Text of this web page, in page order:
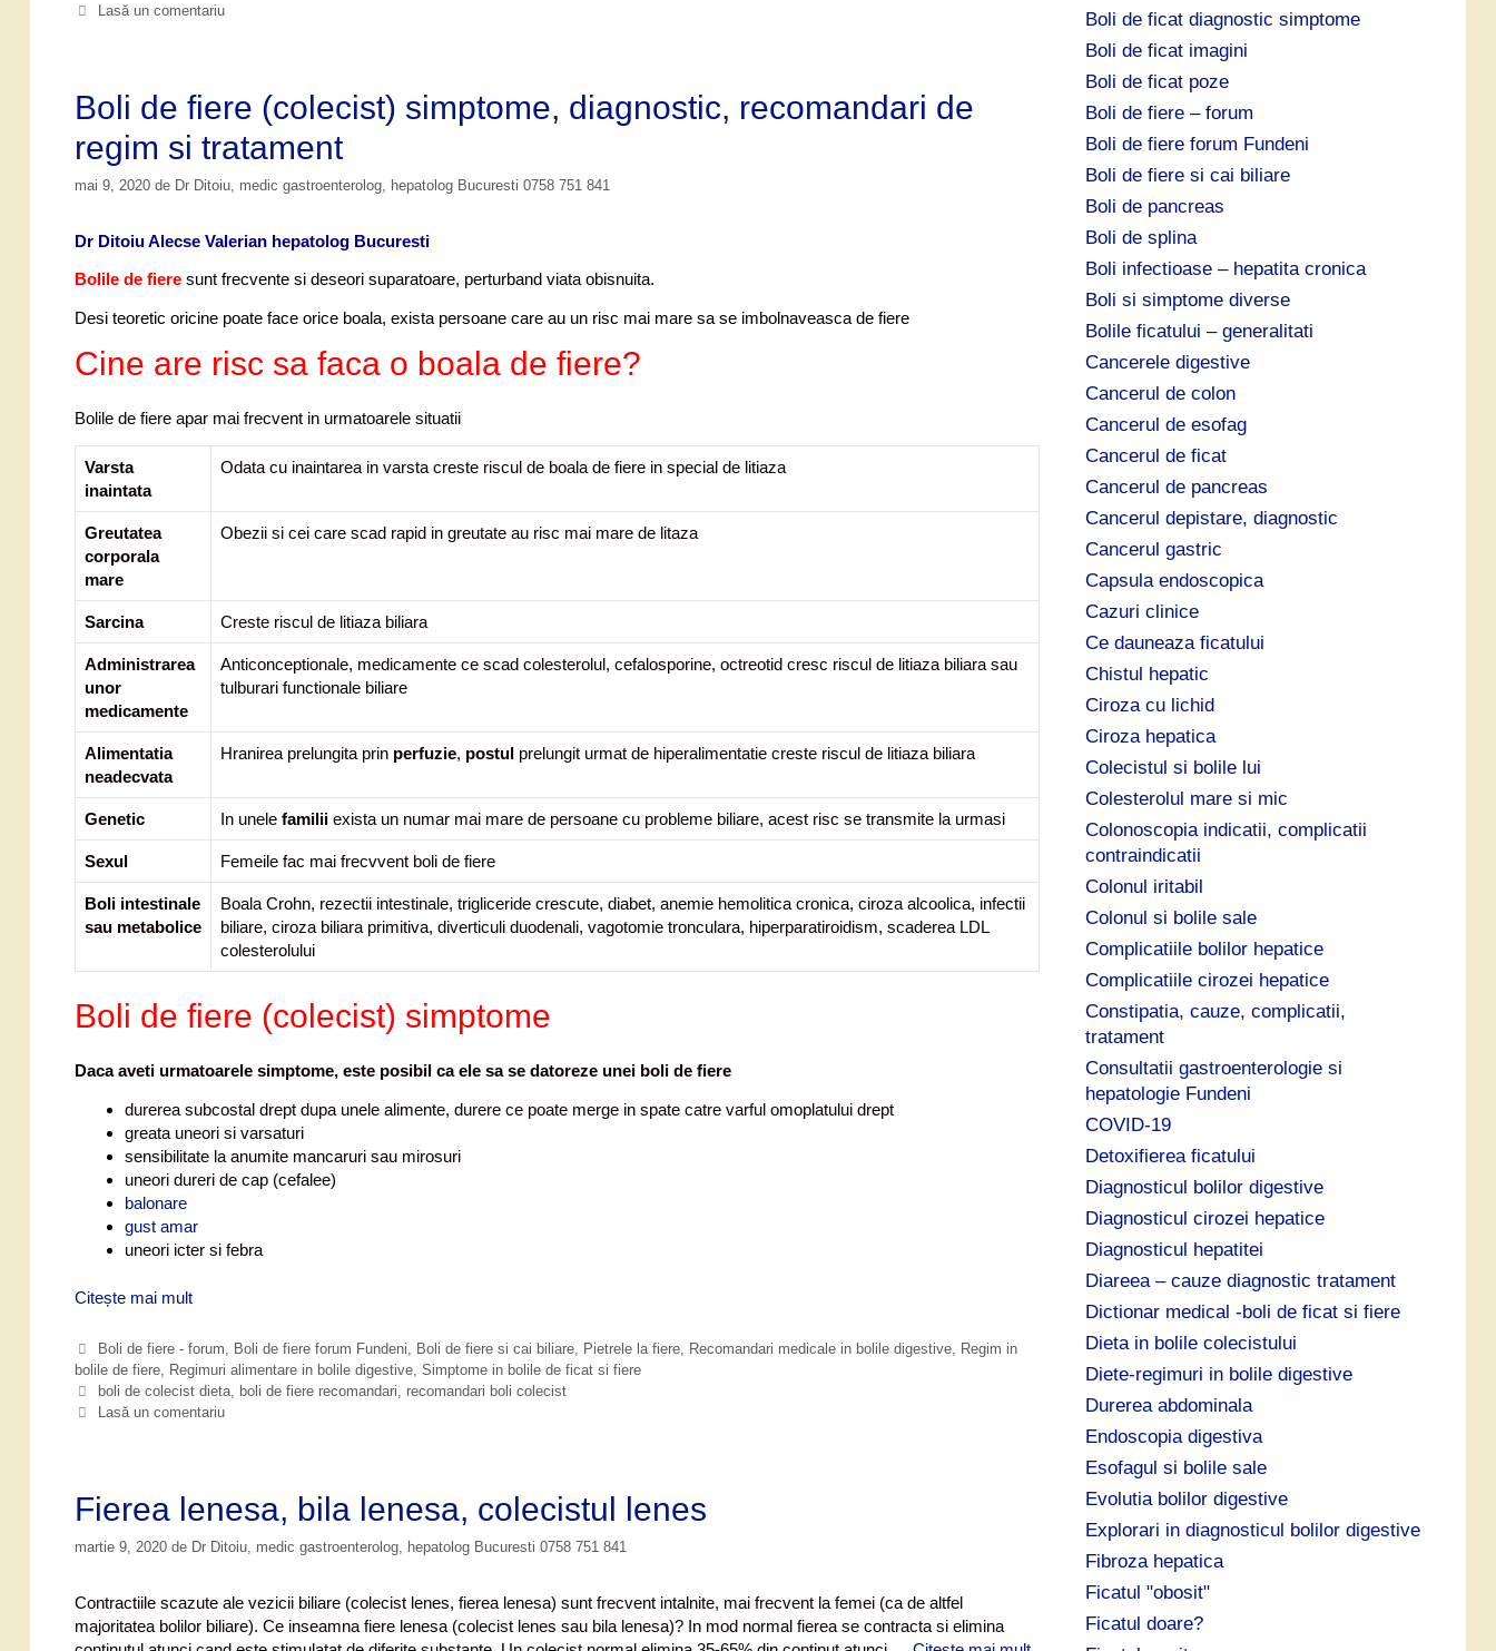
o
u
gi
e
Lasă un comentariu
Boli de fiere (colecist) simptome, diagnostic, recomandari de
regim si tratament
mai 9, 2020 de Dr Ditoiu, medic gastroenterolog, hepatolog Bucuresti 0758 751 841
Dr Ditoiu Alecse Valerian hepatolog Bucuresti
Bolile de fiere sunt frecvente si deseori suparatoare, perturband viata obisnuita.
Desi teoretic oricine poate face orice boala, exista persoane care au un risc mai mare sa se imbolnaveasca de fiere
Cine are risc sa faca o boala de fiere?
Bolile de fiere apar mai frecvent in urmatoarele situatii
Varsta
inaintata
Odata cu inaintarea in varsta creste riscul de boala de fiere in special de litiaza
Greutatea
corporala
mare
Obezii si cei care scad rapid in greutate au risc mai mare de litaza
Sarcina Creste riscul de litiaza biliara
Administrarea
unor
medicamente
Anticonceptionale, medicamente ce scad colesterolul, cefalosporine, octreotid cresc riscul de litiaza biliara sau
tulburari functionale biliare
Alimentatia
neadecvata
Hranirea prelungita prin perfuzie, postul prelungit urmat de hiperalimentatie creste riscul de litiaza biliara
Genetic In unele familii exista un numar mai mare de persoane cu probleme biliare, acest risc se transmite la urmasi
Sexul Femeile fac mai frecvvent boli de fiere
Boli intestinale
sau metabolice
Boala Crohn, rezectii intestinale, trigliceride crescute, diabet, anemie hemolitica cronica, ciroza alcoolica, infectii
biliare, ciroza biliara primitiva, diverticuli duodenali, vagotomie tronculara, hiperparatiroidism, scaderea LDL
colesterolului
Boli de fiere (colecist) simptome
Daca aveti urmatoarele simptome, este posibil ca ele sa se datoreze unei boli de fiere
durerea subcostal drept dupa unele alimente, durere ce poate merge in spate catre varful omoplatului drept
greata uneori si varsaturi
sensibilitate la anumite mancaruri sau mirosuri
uneori dureri de cap (cefalee)
balonare
gust amar
uneori icter si febra
Citește mai mult
l
i
d
e
r
(
o
l
C
a
t
i
i
Boli de fiere - forum Boli de fiere forum Fundeni Boli de fiere si cai biliare, Pietrele la fiere, Recomandari medicale in bolile digestive,
Regim in
bolile de fiere
Regimuri alimentare in bolile digestive Simptome in bolile de ficat si fiere
E
e
t
e
boli de colecist dieta, boli de fiere recomandari
recomandari boli colecist
Lasă un comentariu
Fierea lenesa, bila lenesa, colecistul lenes
martie 9, 2020 de Dr Ditoiu, medic gastroenterolog, hepatolog Bucuresti 0758 751 841
Contractiile scazute ale vezicii biliare (colecist lenes, fierea lenesa) sunt frecvent intalnite, mai frecvent la femei (ca de altfel
majoritatea bolilor biliare). Ce inseamna fiere lenesa (colecist lenes sau bila lenesa)? In mod normal fierea se contracta si elimina
Boli de ficat diagnostic simptome
Boli de ficat imagini
Boli de ficat poze
Boli de fiere – forum
Boli de fiere forum Fundeni
Boli de fiere si cai biliare
Boli de pancreas
Boli de splina
Boli infectioase – hepatita cronica
Boli si simptome diverse
Bolile ficatului – generalitati
Cancerele digestive
Cancerul de colon
Cancerul de esofag
Cancerul de ficat
Cancerul de pancreas
Cancerul depistare, diagnostic
Cancerul gastric
Capsula endoscopica
Cazuri clinice
Ce dauneaza ficatului
Chistul hepatic
Ciroza cu lichid
Ciroza hepatica
Colecistul si bolile lui
Colesterolul mare si mic
Colonoscopia indicatii, complicatii
contraindicatii
Colonul iritabil
Colonul si bolile sale
Complicatiile bolilor hepatice
Complicatiile cirozei hepatice
Constipatia, cauze, complicatii,
tratament
Consultatii gastroenterologie si
hepatologie Fundeni
COVID-19
Detoxifierea ficatului
Diagnosticul bolilor digestive
Diagnosticul cirozei hepatice
Diagnosticul hepatitei
Diareea – cauze diagnostic tratament
Dictionar medical -boli de ficat si fiere
Dieta in bolile colecistului
Diete-regimuri in bolile digestive
Durerea abdominala
Endoscopia digestiva
Esofagul si bolile sale
Evolutia bolilor digestive
Explorari in diagnosticul bolilor digestive
Fibroza hepatica
Ficatul "obosit"
Ficatul doare?